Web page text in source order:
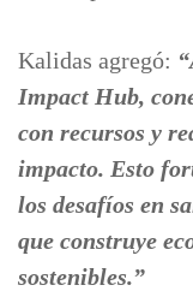
Kalidas agregó:
Impact Hub,
con recursos y
impacto. Esto
los desafíos en
que construye
sostenibles.”